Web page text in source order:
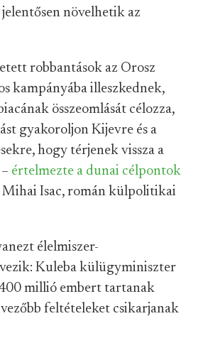
növelhetik az
robbantások az Orosz
kampányába illeszkednek,
összeomlását célozza,
gyakoroljon Kijevre és a
hogy térjenek vissza a
értelmezte a dunai célpontok
Mihai Isac, román külpolitikai
élelmiszer-
Kuleba külügyminiszter
millió embert tartanak
feltételeket csikarjanak